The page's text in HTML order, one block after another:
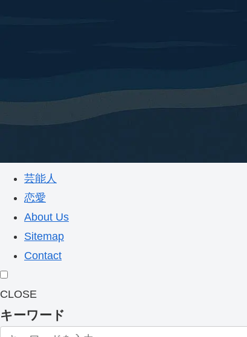
芸能人
恋愛
About Us
Sitemap
Contact
CLOSE
キーワード